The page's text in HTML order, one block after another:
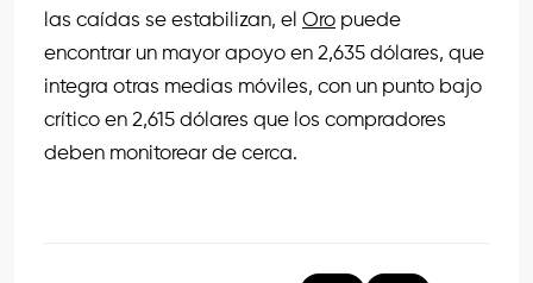
las caídas se estabilizan, el Oro puede
encontrar un mayor apoyo en 2,635 dólares, que
integra otras medias móviles, con un punto bajo
crítico en 2,615 dólares que los compradores
deben monitorear de cerca.